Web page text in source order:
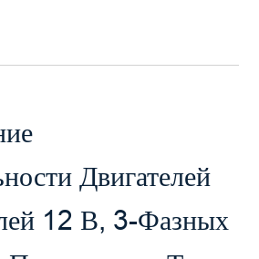
Двигателей
12 В, 3-Фазных